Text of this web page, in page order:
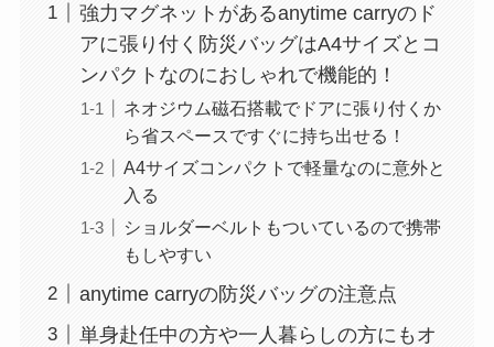
強力マグネットがあるanytime carryのド
アに張り付く防災バッグはA4サイズとコ
ンパクトなのにおしゃれで機能的！
ネオジウム磁石搭載でドアに張り付くか
ら省スペースですぐに持ち出せる！
A4サイズコンパクトで軽量なのに意外と
入る
ショルダーベルトもついているので携帯
もしやすい
anytime carryの防災バッグの注意点
単身赴任中の方や一人暮らしの方にもオ